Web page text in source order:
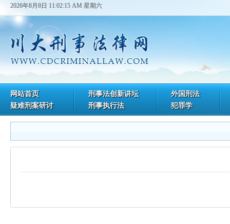
2026年8月8日 11:02:15 AM 星期六
网站首页 刑事法创新讲坛
外国刑法
疑难刑案研讨
刑事执行法 犯罪学